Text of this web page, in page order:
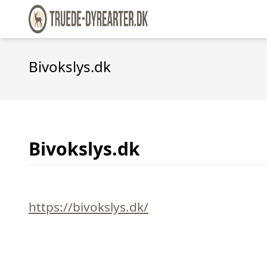
Bivokslys.dk
Bivokslys.dk
https://bivokslys.dk/